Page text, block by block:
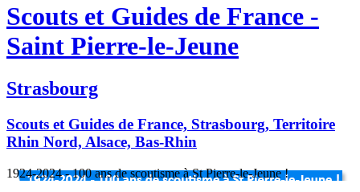
Scouts et Guides de France -
Saint Pierre-le-Jeune
Strasbourg
Scouts et Guides de France, Strasbourg, Territoire
Rhin Nord, Alsace, Bas-Rhin
1924-2024 - 100 ans de scoutisme à St Pierre-le-Jeune !